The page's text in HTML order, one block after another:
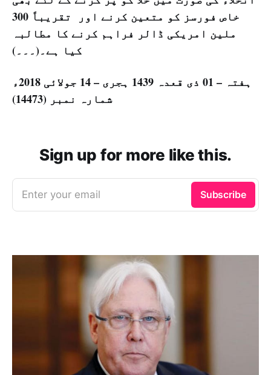
خاص فورسز کو متعین کرنے اور تقریباً 300
ملین امریکی ڈالر فراہم کرنے کا مطالبہ
کیا ہے۔(۔۔۔)
ہفتہ – 01 ذی قعدہ 1439 ہجری – 14 جولائی 2018ء
شمارہ نمبر (14473)
Sign up for more like this.
Enter your email Subscribe